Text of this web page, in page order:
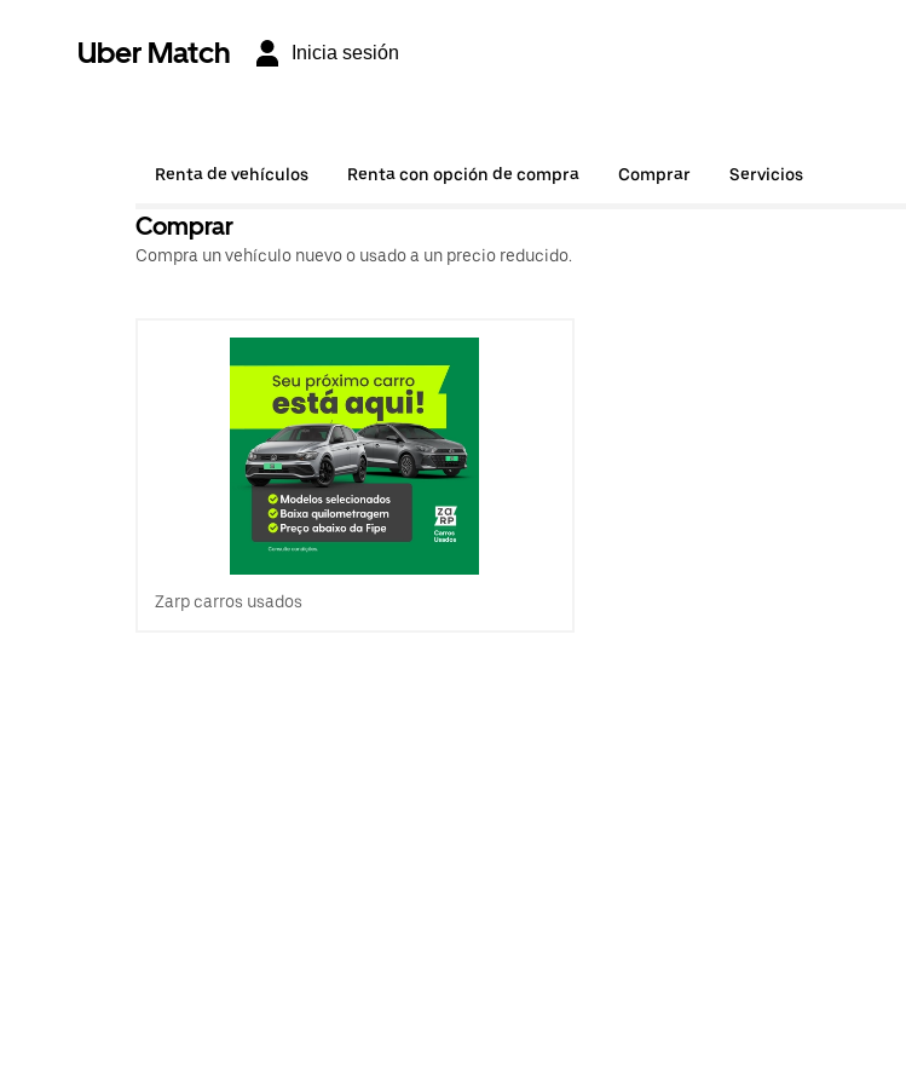
Uber Match Inicia sesión
Renta de vehículos Renta con opción de compra Comprar Servicios
Comprar
Compra un vehículo nuevo o usado a un precio reducido.
Zarp carros usados